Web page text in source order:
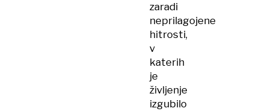
zaradi
neprilagojene
hitrosti,
v
katerih
je
življenje
izgubilo